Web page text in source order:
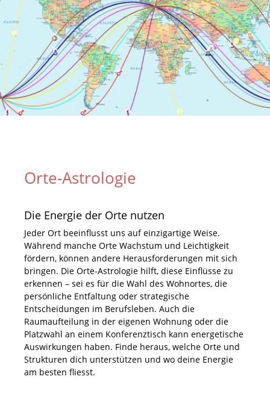
Orte-Astrologie
Die Energie der Orte nutzen
Jeder Ort beeinflusst uns auf einzigartige Weise.
Während manche Orte Wachstum und Leichtigkeit
fördern, können andere Herausforderungen mit sich
bringen. Die Orte-Astrologie hilft, diese Einflüsse zu
erkennen – sei es für die Wahl des Wohnortes, die
persönliche Entfaltung oder strategische
Entscheidungen im Berufsleben. Auch die
Raumaufteilung in der eigenen Wohnung oder die
Platzwahl an einem Konferenztisch kann energetische
Auswirkungen haben. Finde heraus, welche Orte und
Strukturen dich unterstützen und wo deine Energie
am besten fliesst.